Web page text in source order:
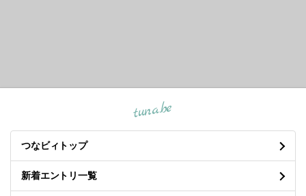
tuna.be
つなビィトップ
新着エントリ一覧